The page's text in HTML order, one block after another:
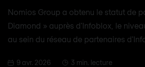
Nomios Group a obtenu le statut de
Diamond » auprès d'Infoblox, le
au sein du réseau de partenaires
9 avr. 2026 3 min. lecture